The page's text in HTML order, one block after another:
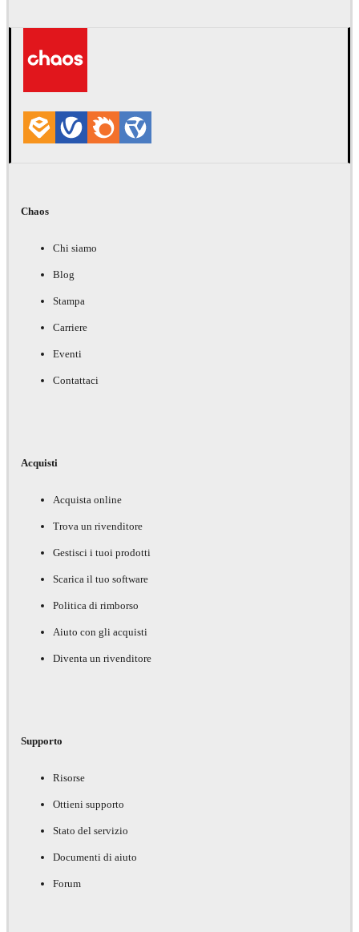
Chaos
Chi siamo
Blog
Stampa
Carriere
Eventi
Contattaci
Acquisti
Acquista online
Trova un rivenditore
Gestisci i tuoi prodotti
Scarica il tuo software
Politica di rimborso
Aiuto con gli acquisti
Diventa un rivenditore
Supporto
Risorse
Ottieni supporto
Stato del servizio
Documenti di aiuto
Forum